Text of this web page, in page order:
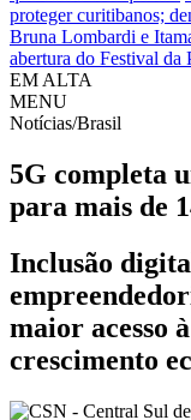
proteger curitibanos;
Bruna Lombardi e
abertura do Festival da
EM ALTA
MENU
Notícias/Brasil
5G completa
para mais de
Inclusão
maior acesso
crescimento